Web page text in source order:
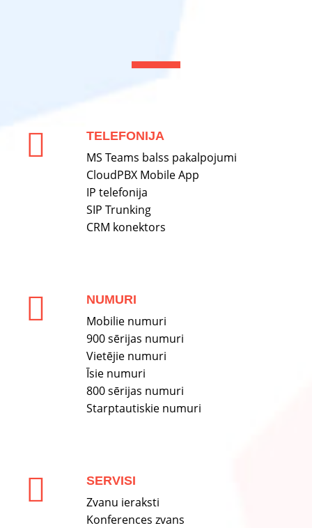
TELEFONIJA
MS Teams balss pakalpojumi
CloudPBX Mobile App
IP telefonija
SIP Trunking
CRM konektors
NUMURI
Mobilie numuri
900 sērijas numuri
Vietējie numuri
Īsie numuri
800 sērijas numuri
Starptautiskie numuri
SERVISI
Zvanu ieraksti
Konferences zvans